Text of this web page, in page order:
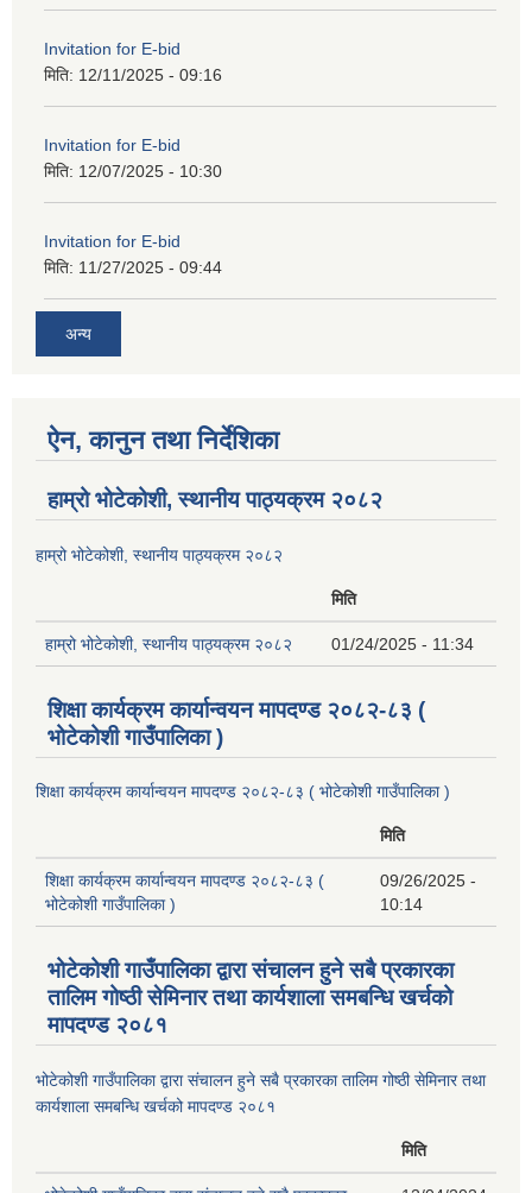
Invitation for E-bid
मिति: 12/11/2025 - 09:16
Invitation for E-bid
मिति: 12/07/2025 - 10:30
Invitation for E-bid
मिति: 11/27/2025 - 09:44
अन्य
ऐन, कानुन तथा निर्देशिका
हाम्रो भोटेकोशी, स्थानीय पाठ्यक्रम २०८२
हाम्रो भोटेकोशी, स्थानीय पाठ्यक्रम २०८२
मिति
हाम्रो भोटेकोशी, स्थानीय पाठ्यक्रम २०८२ 01/24/2025 - 11:34
शिक्षा कार्यक्रम कार्यान्वयन मापदण्ड २०८२-८३ (
भोटेकोशी गाउँपालिका )
शिक्षा कार्यक्रम कार्यान्वयन मापदण्ड २०८२-८३ ( भोटेकोशी गाउँपालिका )
मिति
शिक्षा कार्यक्रम कार्यान्वयन मापदण्ड २०८२-८३ (
भोटेकोशी गाउँपालिका )
09/26/2025 -
10:14
भोटेकोशी गाउँपालिका द्वारा संचालन हुने सबै प्रकारका
तालिम गोष्ठी सेमिनार तथा कार्यशाला समबन्धि खर्चको
मापदण्ड २०८१
भोटेकोशी गाउँपालिका द्वारा संचालन हुने सबै प्रकारका तालिम गोष्ठी सेमिनार तथा
कार्यशाला समबन्धि खर्चको मापदण्ड २०८१
मिति